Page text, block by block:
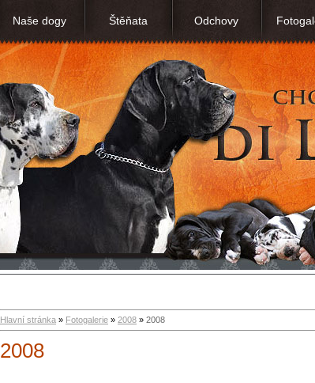
Naše dogy Štěňata Odchovy
Hlavní stránka » Fotogalerie » 2008 » 2008
2008